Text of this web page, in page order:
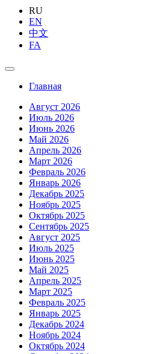
RU
EN
中文
FA
Главная
Август 2026
Июль 2026
Июнь 2026
Май 2026
Апрель 2026
Март 2026
Февраль 2026
Январь 2026
Декабрь 2025
Ноябрь 2025
Октябрь 2025
Сентябрь 2025
Август 2025
Июль 2025
Июнь 2025
Май 2025
Апрель 2025
Март 2025
Февраль 2025
Январь 2025
Декабрь 2024
Ноябрь 2024
Октябрь 2024